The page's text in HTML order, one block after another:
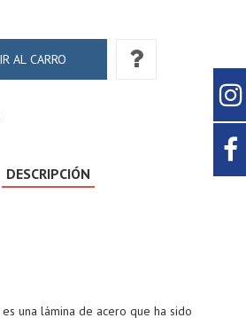
DESCRIPCIÓN
es una lámina de acero que ha sido